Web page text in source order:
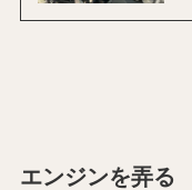
エンジンを弄る